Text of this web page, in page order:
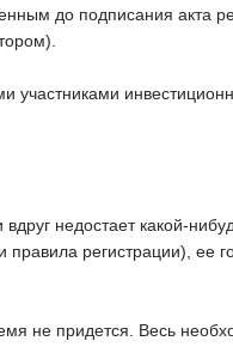
до подписания акта
недостает какой-
правила регистрации), ее
не придется. Весь